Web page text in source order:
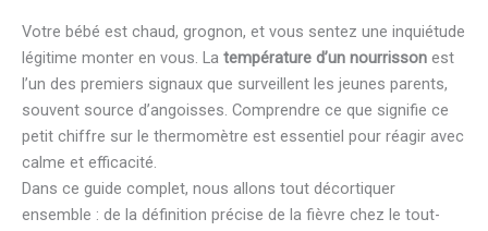
Votre bébé est chaud, grognon, et vous sentez une inquiétude
légitime monter en vous. La température d’un nourrisson est
l’un des premiers signaux que surveillent les jeunes parents,
souvent source d’angoisses. Comprendre ce que signifie ce
petit chiffre sur le thermomètre est essentiel pour réagir avec
calme et efficacité.
Dans ce guide complet, nous allons tout décortiquer
ensemble : de la définition précise de la fièvre chez le tout-